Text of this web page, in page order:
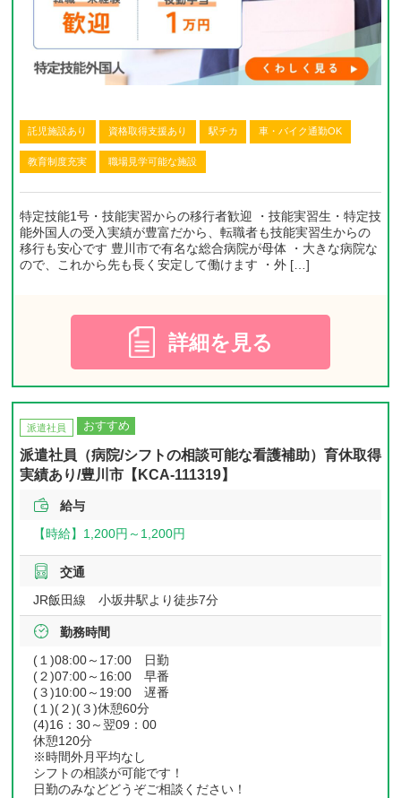
託児施設あり 資格取得支援あり 駅チカ 車・バイク通勤OK
教育制度充実 職場見学可能な施設
特定技能1号・技能実習からの移行者歓迎 ・技能実習生・特定技
能外国人の受入実績が豊富だから、転職者も技能実習生からの
移行も安心です 豊川市で有名な総合病院が母体 ・大きな病院な
ので、これから先も長く安定して働けます ・外 […]
詳細を見る
派遣社員 おすすめ
派遣社員（病院/シフトの相談可能な看護補助）育休取得
実績あり/豊川市【KCA-111319】
給与
【時給】 1,200円～ 1,200円
交通
JR飯田線 小坂井駅より徒歩7分
勤務時間
(１)08:00～17:00 日勤
(２)07:00～16:00 早番
(３)10:00～19:00 遅番
(１)(２)(３)休憩60分
(4)16：30～翌09：00
休憩120分
※時間外月平均なし
シフトの相談が可能です！
日勤のみなどどうぞご相談ください！